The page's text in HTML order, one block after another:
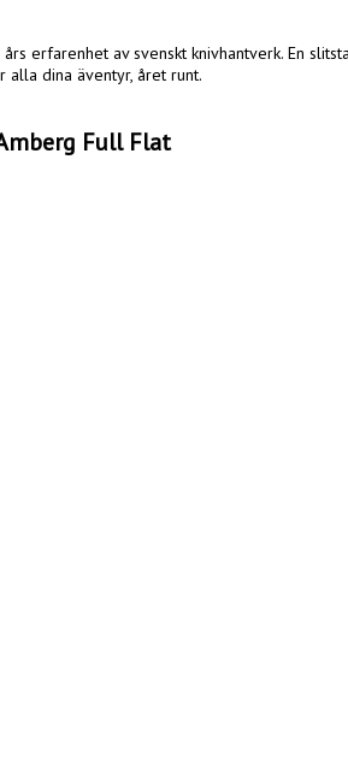
erfarenhet av svenskt knivhantverk. En
dina äventyr, året runt.
Full Flat